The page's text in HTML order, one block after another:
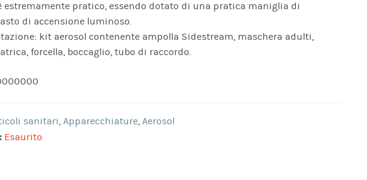
estremamente pratico, essendo dotato di una pratica maniglia di
di accensione luminoso.
kit aerosol contenente ampolla Sidestream, maschera adulti,
forcella, boccaglio, tubo di raccordo.
sanitari, Apparecchiature, Aerosol
Esaurito